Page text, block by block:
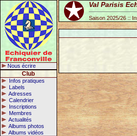
Nous écrire
Club
Infos pratiques
Labels
Adresses
Calendrier
Inscriptions
Membres
Actualités
Albums photos
Albums vidéos
Val Parisis
Saison 2025/26 ::